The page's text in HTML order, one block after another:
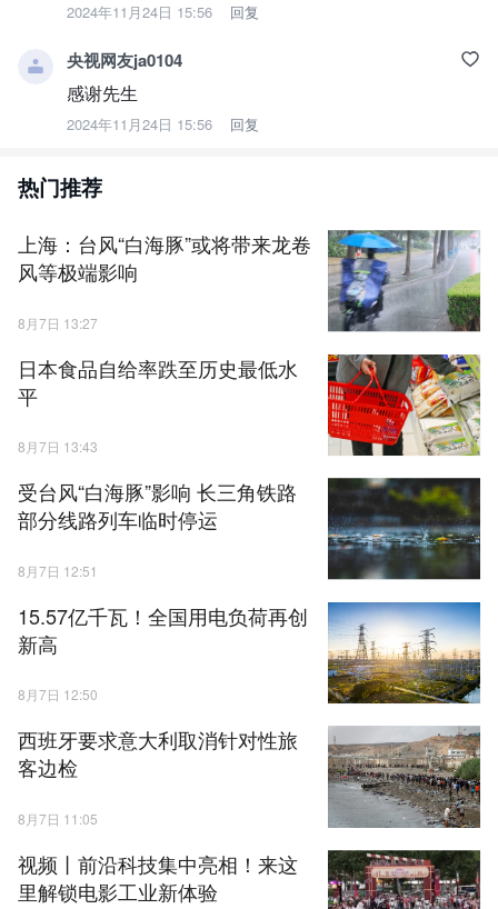
2024年11月24日 15:56 回复
央视网友ja0104
感谢先生
2024年11月24日 15:56 回复
热门推荐
上海：台风“白海豚”或将带来龙卷
风等极端影响
8月7日 13:27
日本食品自给率跌至历史最低水
平
8月7日 13:43
受台风“白海豚”影响 长三角铁路
部分线路列车临时停运
8月7日 12:51
15.57亿千瓦！全国用电负荷再创
新高
8月7日 12:50
西班牙要求意大利取消针对性旅
客边检
8月7日 11:05
视频丨前沿科技集中亮相！来这
里解锁电影工业新体验